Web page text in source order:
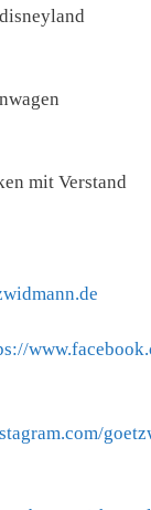
mit Verstand